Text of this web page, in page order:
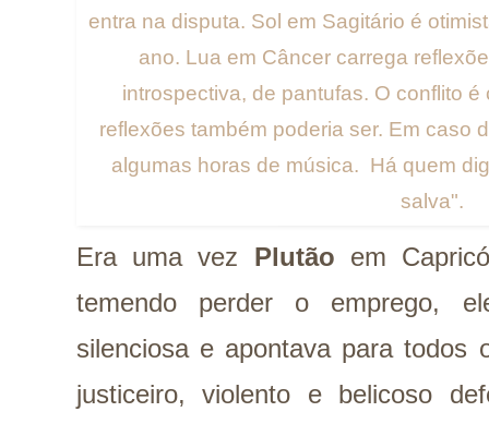
entra na disputa. Sol em Sagitário é
ano. Lua em Câncer carrega
introspectiva, de pantufas. O conflito
reflexões também poderia ser. Em caso
algumas horas de música. Há quem
salva".
Era uma vez Plutão em
temendo perder o emprego,
silenciosa e apontava para todos
justiceiro, violento e belicoso